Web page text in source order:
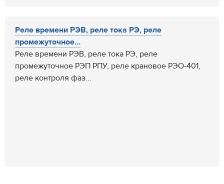
Реле времени РЭВ, реле тока РЭ, реле
промежуточное...
Реле времени РЭВ, реле тока РЭ, реле
промежуточное РЭП РПУ, реле крановое РЭО-401,
реле контроля фаз...